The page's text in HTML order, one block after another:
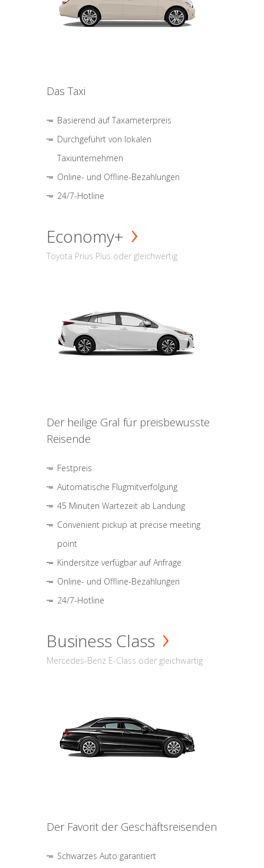
Das Taxi
Basierend auf Taxameterpreis
Durchgeführt von lokalen
Taxiunternehmen
Online- und Offline-Bezahlungen
24/7-Hotline
Economy+
Toyota Prius Plus oder gleichwertig
Der heilige Gral für preisbewusste
Reisende
Festpreis
Automatische Flugmitverfolgung
45 Minuten Wartezeit ab Landung
Convenient pickup at precise meeting
point
Kindersitze verfügbar auf Anfrage
Online- und Offline-Bezahlungen
24/7-Hotline
Business Class
Mercedes-Benz E-Class oder gleichwärtig
Der Favorit der Geschäftsreisenden
Schwarzes Auto garantiert